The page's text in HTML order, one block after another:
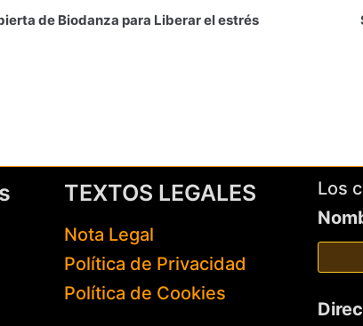
de Biodanza para Liberar el estrés
TEXTOS LEGALES
Nota Legal
Política de Privacidad
Política de Cookies
Los